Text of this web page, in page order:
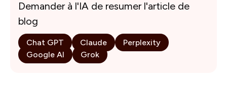
Demander à l'IA de resumer l'article de
blog
Chat GPT Claude
Perplexity
Google AI
Grok